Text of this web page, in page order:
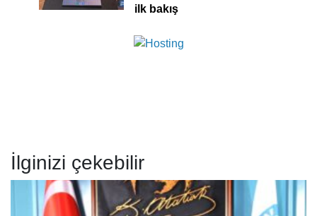
ilk bakış
İlginizi çekebilir